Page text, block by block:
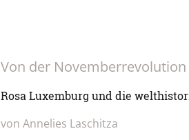
Von der
Rosa Luxemburg und die
von Annelies Laschitza